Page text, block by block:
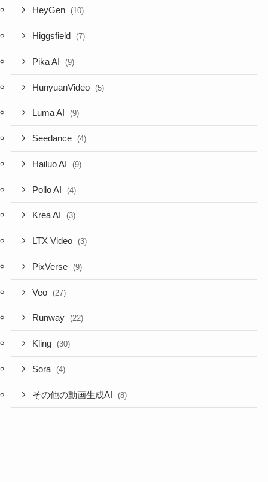
HeyGen (10)
Higgsfield (7)
Pika AI (9)
HunyuanVideo (5)
Luma AI (9)
Seedance (4)
Hailuo AI (9)
Pollo AI (4)
Krea AI (3)
LTX Video (3)
PixVerse (9)
Veo (27)
Runway (22)
Kling (30)
Sora (4)
その他の動画生成AI (8)